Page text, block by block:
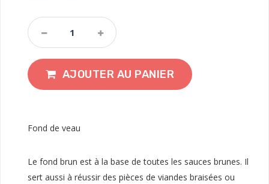
AJOUTER AU PANIER
Fond de veau
Le fond brun est à la base de toutes les sauces brunes. Il
sert aussi à réussir des pièces de viandes braisées ou